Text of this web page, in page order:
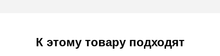
К этому товару подходят